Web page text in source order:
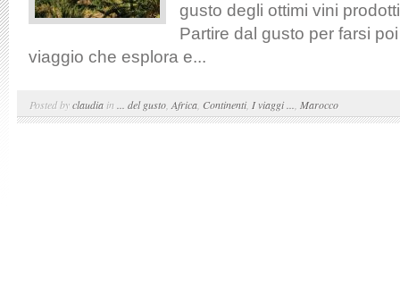
gusto degli ottimi vini
Partire dal gusto per farsi
viaggio che esplora e...
Posted byclaudia in ... del gusto Africa Continenti, I viaggi ... Marocco